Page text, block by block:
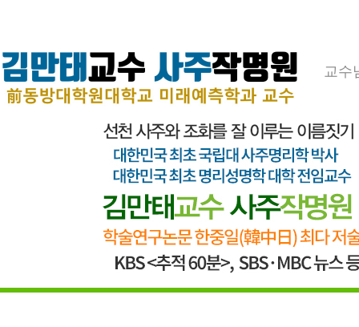
교수